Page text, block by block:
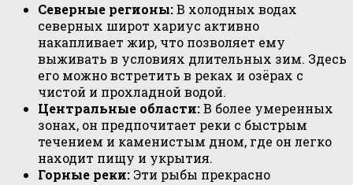
Северные регионы:В холодных водах
северных широт хариус активно
накапливает жир, что позволяет ему
выживать в условиях длительных зим. Здесь
его можно встретить в реках и озёрах с
чистой и прохладной водой.
Центральные области:В более умеренных
зонах, он предпочитает реки с быстрым
течением и каменистым дном, где он легко
находит пищу и укрытия.
Горные реки: Эти рыбы прекрасно